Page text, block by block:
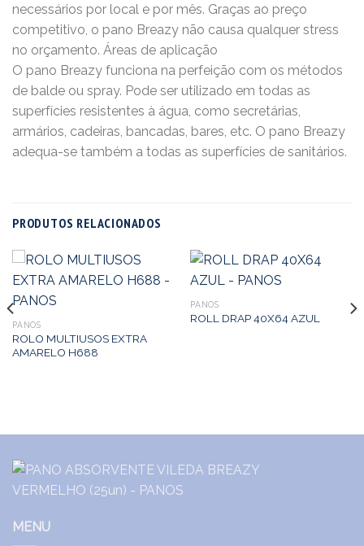
necessários por local e por mês. Graças ao preço
competitivo, o pano Breazy não causa qualquer stress
no orçamento. Áreas de aplicação
O pano Breazy funciona na perfeição com os métodos
de balde ou spray. Pode ser utilizado em todas as
superfícies resistentes à água, como secretárias,
armários, cadeiras, bancadas, bares, etc. O pano Breazy
adequa-se também a todas as superfícies de sanitários.
PRODUTOS RELACIONADOS
PANOS
ROLO MULTIUSOS EXTRA
AMARELO H688
PANOS
ROLL DRAP 40X64 AZUL
MENU